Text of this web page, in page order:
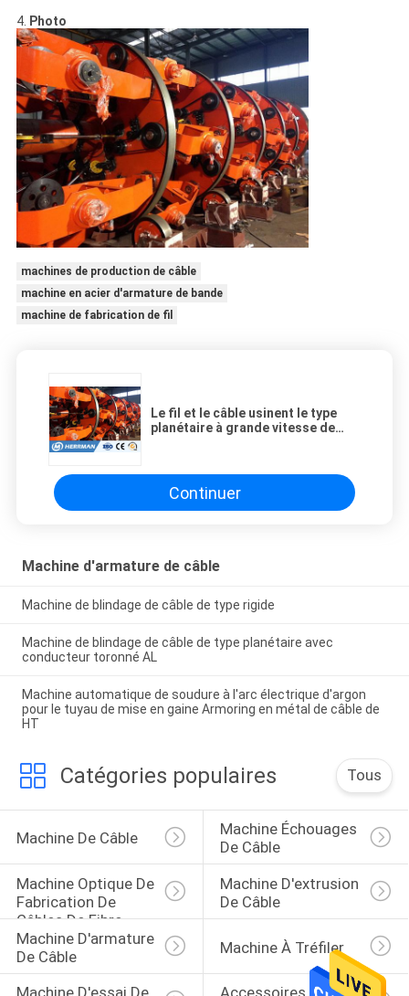
4. Photo
machines de production de câble
machine en acier d'armature de bande
machine de fabrication de fil
Le fil et le câble usinent le type
planétaire à grande vitesse de
de criblage
Continuer
Machine d'armature de câble
Machine de blindage de câble de type rigide
Machine de blindage de câble de type planétaire avec
conducteur toronné AL
Machine automatique de soudure à l'arc électrique d'argon
pour le tuyau de mise en gaine Armoring en métal de câble de
HT
Catégories populaires Tous
Machine De Câble
Machine Échouages
De Câble
Machine Optique De
Fabrication De
Câbles De Fibre
Machine D'extrusion
De Câble
Machine D'armature
De Câble
Machine À Tréfiler